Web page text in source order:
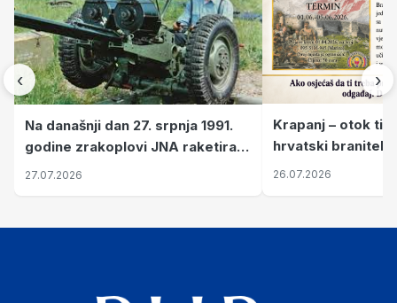
‹
Na današnji dan 27. srpnja 1991.
godine zrakoplovi JNA raketirali
su vojarnu i obučni centar "Nikola
27.07.2026
Krapanj – otok
hrvatski branitelji
pronalaze mir
26.07.2026
›